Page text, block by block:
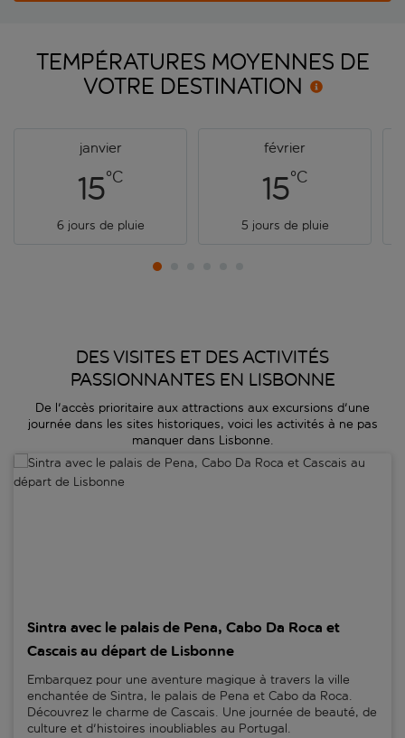
TEMPÉRATURES MOYENNES DE
VOTRE DESTINATION
janvier
15°C
6 jours de pluie
février
15°C
5 jours de pluie
DES VISITES ET DES ACTIVITÉS
PASSIONNANTES EN LISBONNE
De l'accès prioritaire aux attractions aux excursions d'une
journée dans les sites historiques, voici les activités à ne pas
manquer dans Lisbonne.
Sintra avec le palais de Pena, Cabo Da Roca et Cascais au départ
Sintra avec le palais de Pena, Cabo Da Roca et
Cascais au départ de Lisbonne
Embarquez pour une aventure magique à travers la ville
enchantée de Sintra, le palais de Pena et Cabo da Roca.
Découvrez le charme de Cascais. Une journée de beauté, de
culture et d'histoires inoubliables au Portugal.